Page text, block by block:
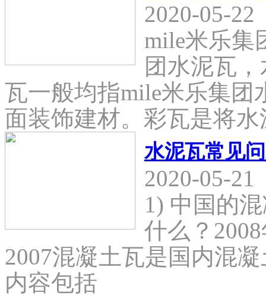
2020-05-22
mile米乐集
团水泥瓦
瓦一般均指mile米乐集团
面装饰建材。彩瓦是将
水泥瓦常见
2020-05-21
1) 中国的
什么？
2007混凝土瓦是国内混
内容包括